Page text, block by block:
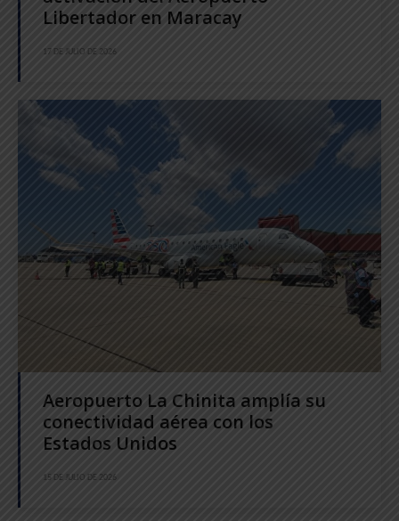
Libertador en Maracay
17 DE JULIO DE 2026
Aeropuerto La Chinita amplía su
conectividad aérea con los
Estados Unidos
15 DE JULIO DE 2026